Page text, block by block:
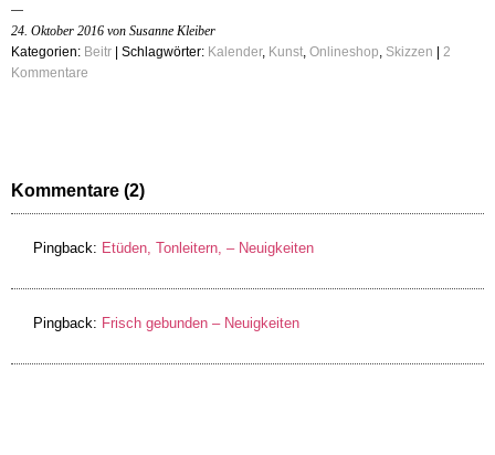
24. Oktober 2016 von Susanne Kleiber
Kategorien: Beitr | Schlagwörter: Kalender, Kunst, Onlineshop, Skizzen
2
Kommentare
Kommentare (2)
Pingback: Etüden, Tonleitern, – Neuigkeiten
Pingback: Frisch gebunden – Neuigkeiten